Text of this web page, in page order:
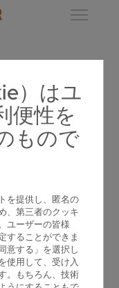
）はユ
便性を
もので
を提供し、匿名の
、第三者のクッキ
ユーザーの皆様
することができま
意する」を選択し
使用して、受け入
。もちろん、技術